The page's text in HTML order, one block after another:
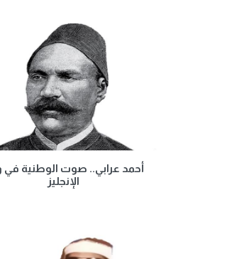
أحمد عرابي.. صوت الوطنية في
الإنجليز